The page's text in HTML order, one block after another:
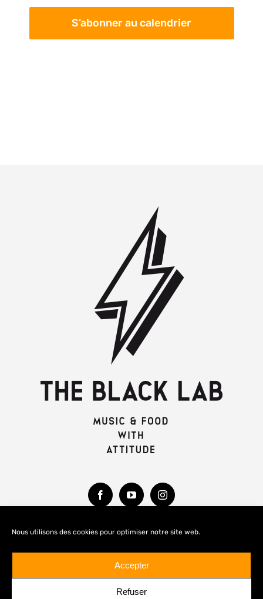
Nous utilisons des cookies pour optimiser notre site web.
Accepter
Refuser
S’abonner au calendrier
MENTIONS LÉGALES